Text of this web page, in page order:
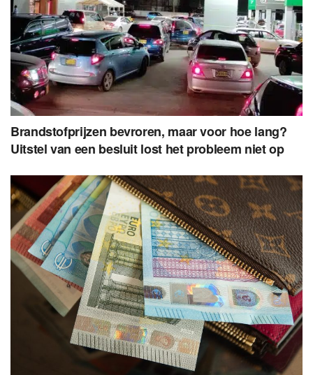
Brandstofprijzen bevroren, maar voor hoe lang?
Uitstel van een besluit lost het probleem niet op